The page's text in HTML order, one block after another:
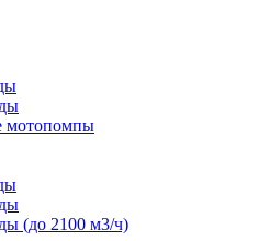
мотопомпы
(до 2100 м3/ч)